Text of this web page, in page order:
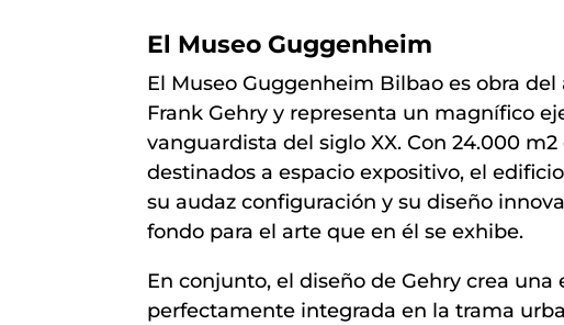
El Museo Guggenheim
El Museo Guggenheim Bilbao es obra
Frank Gehry y representa un magnífico
vanguardista del siglo XX. Con 24.000
destinados a espacio expositivo, el
su audaz configuración y su diseño
fondo para el arte que en él se exhibe.
En conjunto, el diseño de Gehry crea
perfectamente integrada en la trama